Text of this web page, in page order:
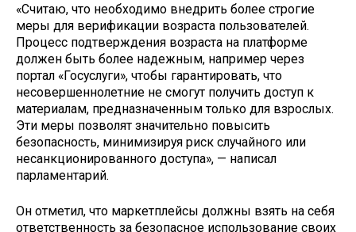
«Считаю, что необходимо внедрить более строгие
меры для верификации возраста пользователей.
Процесс подтверждения возраста на платформе
должен быть более надежным, например через
портал «Госуслуги», чтобы гарантировать, что
несовершеннолетние не смогут получить доступ к
материалам, предназначенным только для взрослых.
Эти меры позволят значительно повысить
безопасность, минимизируя риск случайного или
несанкционированного доступа», — написал
парламентарий.
Он отметил, что маркетплейсы должны взять на себя
ответственность за безопасное использование своих